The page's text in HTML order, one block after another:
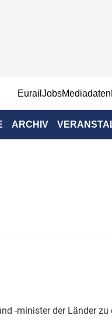
EurailJobsMediadaten
ARCHIV
-minister der Länder